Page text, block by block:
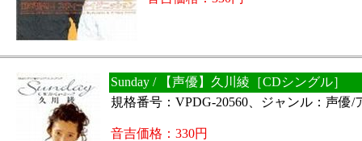
Sunday / 【声優】久川綾［CDシングル］
規格番号：VPDG-20560、ジャンル：声優/
音吉価格：330円